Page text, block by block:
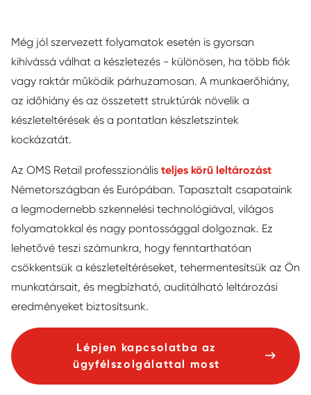
Még jól szervezett folyamatok esetén is gyorsan
kihívássá válhat a készletezés - különösen, ha több fiók
vagy raktár működik párhuzamosan. A munkaerőhiány,
az időhiány és az összetett struktúrák növelik a
készleteltérések és a pontatlan készletszintek
kockázatát.
Az OMS Retail professzionális teljes körű leltározást
Németországban és Európában. Tapasztalt csapataink
a legmodernebb szkennelési technológiával, világos
folyamatokkal és nagy pontossággal dolgoznak. Ez
lehetővé teszi számunkra, hogy fenntarthatóan
csökkentsük a készleteltéréseket, tehermentesítsük az Ön
munkatársait, és megbízható, auditálható leltározási
eredményeket biztosítsunk.
Lépjen kapcsolatba az
ügyfélszolgálattal most